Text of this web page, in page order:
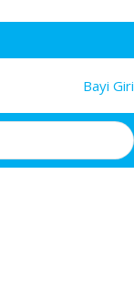
Bayi